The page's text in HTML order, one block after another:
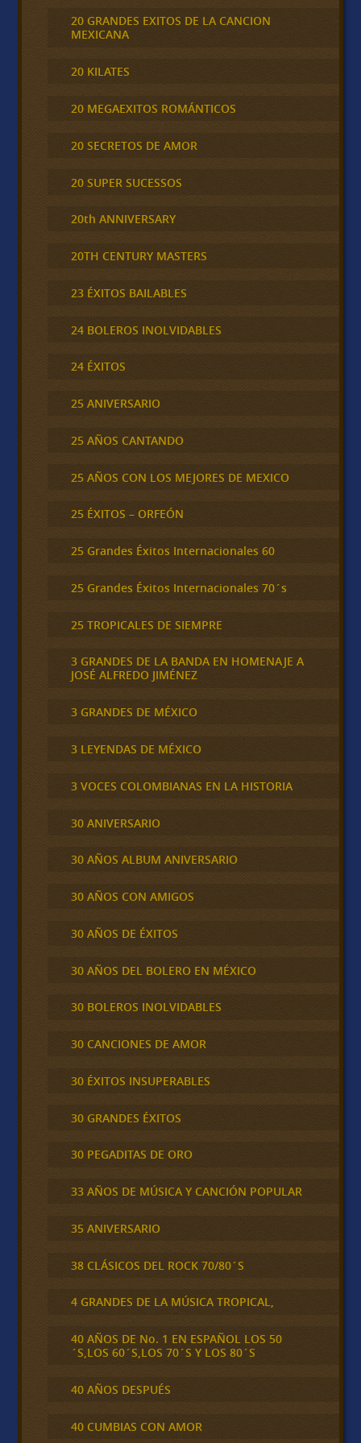
20 GRANDES EXITOS DE LA CANCION
MEXICANA
20 KILATES
20 MEGAEXITOS ROMÁNTICOS
20 SECRETOS DE AMOR
20 SUPER SUCESSOS
20th ANNIVERSARY
20TH CENTURY MASTERS
23 ÉXITOS BAILABLES
24 BOLEROS INOLVIDABLES
24 ÉXITOS
25 ANIVERSARIO
25 AÑOS CANTANDO
25 AÑOS CON LOS MEJORES DE MEXICO
25 ÉXITOS – ORFEÓN
25 Grandes Éxitos Internacionales 60
25 Grandes Éxitos Internacionales 70´s
25 TROPICALES DE SIEMPRE
3 GRANDES DE LA BANDA EN HOMENAJE A
JOSÉ ALFREDO JIMÉNEZ
3 GRANDES DE MÉXICO
3 LEYENDAS DE MÉXICO
3 VOCES COLOMBIANAS EN LA HISTORIA
30 ANIVERSARIO
30 AÑOS ALBUM ANIVERSARIO
30 AÑOS CON AMIGOS
30 AÑOS DE ÉXITOS
30 AÑOS DEL BOLERO EN MÉXICO
30 BOLEROS INOLVIDABLES
30 CANCIONES DE AMOR
30 ÉXITOS INSUPERABLES
30 GRANDES ÉXITOS
30 PEGADITAS DE ORO
33 AÑOS DE MÚSICA Y CANCIÓN POPULAR
35 ANIVERSARIO
38 CLÁSICOS DEL ROCK 70/80´S
4 GRANDES DE LA MÚSICA TROPICAL,
40 AÑOS DE No. 1 EN ESPAÑOL LOS 50
´S,LOS 60´S,LOS 70´S Y LOS 80´S
40 AÑOS DESPUÉS
40 CUMBIAS CON AMOR